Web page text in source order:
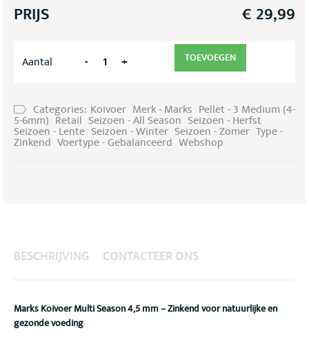
PRIJS € 29,99
Aantal - + TOEVOEGEN
Categories: Koivoer Merk - Marks Pellet - 3 Medium (4-
5-6mm) Retail Seizoen - All Season Seizoen - Herfst
Seizoen - Lente Seizoen - Winter Seizoen - Zomer Type -
Zinkend Voertype - Gebalanceerd Webshop
BESCHRIJVING CONTACTEER ONS
Marks Koivoer Multi Season 4,5 mm – Zinkend voor natuurlijke en
gezonde voeding